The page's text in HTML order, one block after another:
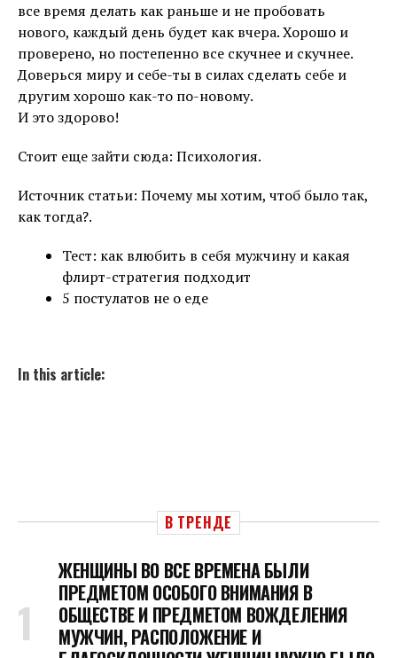
все время делать как раньше и не пробовать
нового, каждый день будет как вчера. Хорошо и
проверено, но постепенно все скучнее и скучнее.
Доверься миру и себе-ты в силах сделать себе и
другим хорошо как-то по-новому.
И это здорово!
Стоит еще зайти сюда: Психология.
Источник статьи: Почему мы хотим, чтоб было так,
как тогда?.
Тест: как влюбить в себя мужчину и какая
флирт-стратегия подходит
5 постулатов не о еде
In this article:
В ТРЕНДЕ
ЖЕНЩИНЫ ВО ВСЕ ВРЕМЕНА БЫЛИ
ПРЕДМЕТОМ ОСОБОГО ВНИМАНИЯ В
ОБЩЕСТВЕ И ПРЕДМЕТОМ ВОЖДЕЛЕНИЯ
МУЖЧИН, РАСПОЛОЖЕНИЕ И